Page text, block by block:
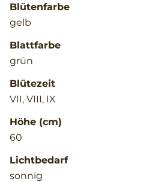
Blütenfarbe
gelb
Blattfarbe
grün
Blütezeit
VII, VIII, IX
Höhe (cm)
60
Lichtbedarf
sonnig